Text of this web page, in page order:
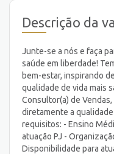
Descrição da
Junte-se a nós e faça
saúde em liberdade!
bem-estar, inspirando
qualidade de vida mais
Consultor(a) de
diretamente a
requisitos: - Ensino
atuação PJ -
Disponibilidade para